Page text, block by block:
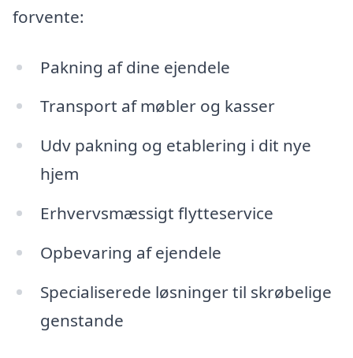
forvente:
Pakning af dine ejendele
Transport af møbler og kasser
Udv pakning og etablering i dit nye
hjem
Erhvervsmæssigt flytteservice
Opbevaring af ejendele
Specialiserede løsninger til skrøbelige
genstande